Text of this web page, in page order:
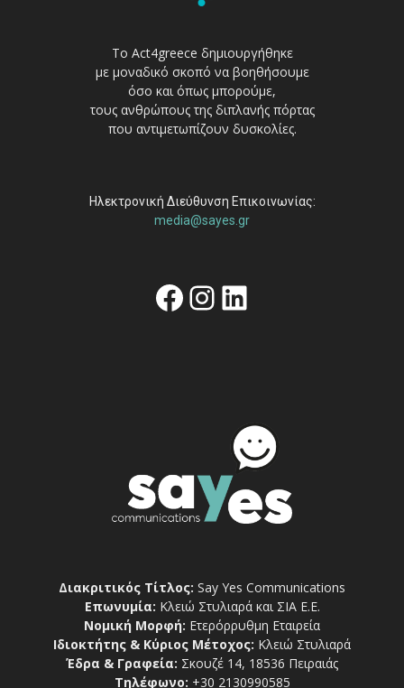
Το Act4greece δημιουργήθηκε
με μοναδικό σκοπό να βοηθήσουμε
όσο και όπως μπορούμε,
τους ανθρώπους της διπλανής πόρτας
που αντιμετωπίζουν δυσκολίες.
Ηλεκτρονική Διεύθυνση Επικοινωνίας:
media@sayes.gr
Facebook
Instagram
Linkedin
Διακριτικός Τίτλος: Say Yes Communications
Επωνυμία: Κλειώ Στυλιαρά και ΣΙΑ Ε.Ε.
Νομική Μορφή: Ετερόρρυθμη Εταιρεία
Ιδιοκτήτης & Κύριος Μέτοχος: Κλειώ Στυλιαρά
Έδρα & Γραφεία: Σκουζέ 14, 18536 Πειραιάς
Τηλέφωνο: +30 2130990585